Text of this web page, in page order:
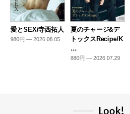
愛とSEX/寺西拓人
980円 — 2026.08.05
夏のチャージ&デ
トックスRecipe/K
…
880円 — 2026.07.29
Look!